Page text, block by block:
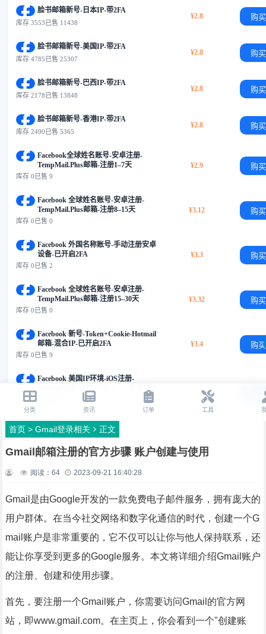
首页> Gmail登录相关 正文
Gmail邮箱注册的官方步骤 账户创建与使用
阅读： 64 2023-09-21 16:40:28
Gmail是由Google开发的一款免费电子邮件服务，拥有庞大的
用户群体。在当今社交网络和数字化通信的时代，创建一个G
mail账户是非常重要的，它不仅可以让你与他人保持联系，还
能让你享受到更多的Google服务。本文将详细介绍Gmail账户
的注册、创建和使用步骤。
首先，要注册一个Gmail账户，你需要访问Gmail的官方网
站，即www.gmail.com。在主页上，你会看到一个"创建账